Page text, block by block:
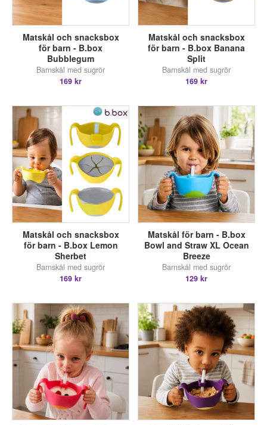
Matskål och snacksbox
för barn - B.box
Bubblegum
Barnskål med sugrör
169 kr
Matskål och snacksbox
för barn - B.box Banana
Split
Barnskål med sugrör
169 kr
Matskål och snacksbox
för barn - B.box Lemon
Sherbet
Barnskål med sugrör
169 kr
Matskål för barn - B.box
Bowl and Straw XL Ocean
Breeze
Barnskål med sugrör
129 kr